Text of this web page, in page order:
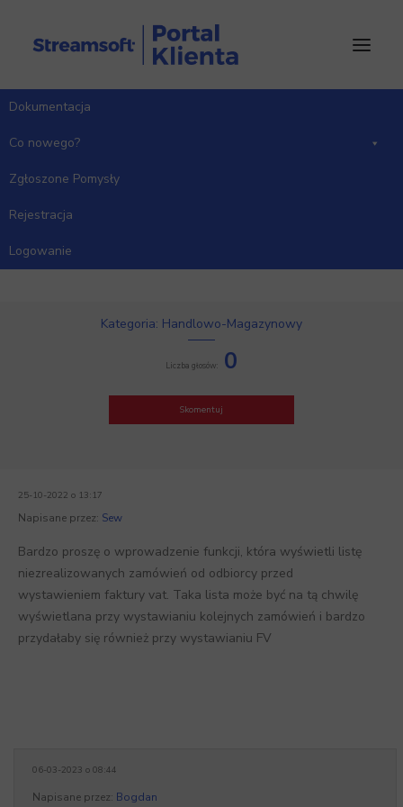
Dokumentacja
Co nowego?
Zgłoszone Pomysły
Rejestracja
Logowanie
Lista niezrealizowanych
zamówień od odbiorcy przy
Kategoria: Handlowo-Magazynowy
Liczba głosów: 0
Skomentuj
25-10-2022 o 13:17
Napisane przez: Sew
Bardzo proszę o wprowadzenie funkcji, która wyświetli listę
niezrealizowanych zamówień od odbiorcy przed
wystawieniem faktury vat. Taka lista może być na tą chwilę
wyświetlana przy wystawianiu kolejnych zamówień i bardzo
przydałaby się również przy wystawianiu FV
06-03-2023 o 08:44
Napisane przez: Bogdan